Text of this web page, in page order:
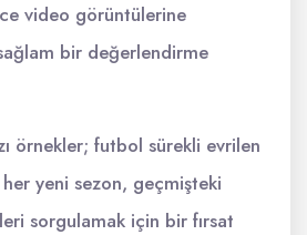
video görüntülerine
bir değerlendirme
örnekler; futbol sürekli evrilen
yeni sezon, geçmişteki
sorgulamak için bir fırsat